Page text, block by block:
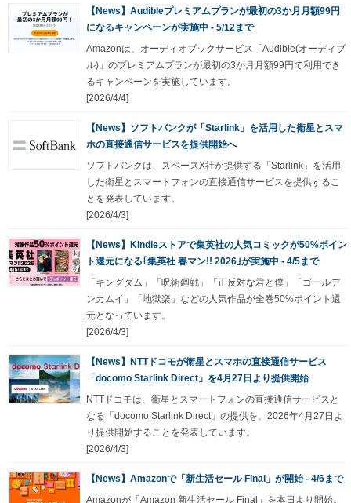
【News】Audibleプレミアムプランが最初の3か月月額99円
になるキャンペーンが実施中 - 5/12まで
Amazonは、オーディオブックサービス「Audible(オーディブ
ル)」のプレミアムプランが最初の3か月月額99円で利用でき
るキャンペーンを実施しています。
[2026/4/4]
【News】ソフトバンクが「Starlink」を活用した衛星とスマ
ホの直接通信サービスを提供開始へ
ソフトバンクは、スペースX社が提供する「Starlink」を活用
した衛星とスマートフォンの直接通信サービスを提供するこ
とを発表しています。
[2026/4/3]
【News】Kindleストアで集英社の人気コミックが50%ポイン
ト還元になる｢集英社 春マン!! 2026｣が実施中 - 4/5まで
「キングダム」「呪術廻戦」「正反対な君と僕」「ゴールデ
ンカムイ」「地獄楽」などの人気作品が全巻50%ポイント還
元となっています。
[2026/4/3]
【News】NTTドコモが衛星とスマホの直接通信サービス
「docomo Starlink Direct」を4月27日より提供開始
NTTドコモは、衛星とスマートフォンの直接通信サービスと
なる「docomo Starlink Direct」の提供を、2026年4月27日よ
り提供開始することを発表しています。
[2026/4/3]
【News】Amazonで「新生活セール Final」が開始 - 4/6まで
Amazonが「Amazon 新生活セール Final」を本日より開始。